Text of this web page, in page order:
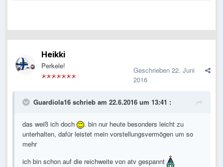
Heikki
Perkele! Geschrieben 22. Juni
2016
Guardiola16 schrieb am 22.6.2016 um 13:41 :
das weiß ich doch
. bin nur heute besonders leicht zu
unterhalten, dafür leistet mein vorstellungsvermögen um so
mehr
ich bin schon auf die reichweite von atv gespannt